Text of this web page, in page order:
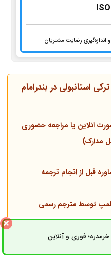
اندازه‌گیری رضایت مشتریان
استانبولی در بندرامام
آنلاین یا مراجعه حضوری
مدارک)
قبل از انجام ترجمه
توسط مترجم رسمی
و وزارت امور خارجه
فوری و آنلاینثبت سفارش